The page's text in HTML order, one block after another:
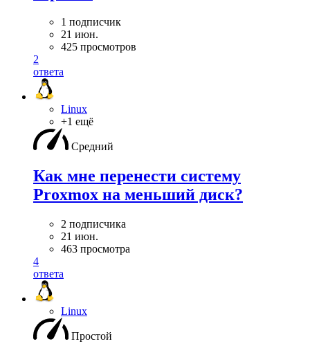
1 подписчик
21 июн.
425 просмотров
2
ответа
Linux
+1 ещё
Средний
Как мне перенести систему
Proxmox на меньший диск?
2 подписчика
21 июн.
463 просмотра
4
ответа
Linux
Простой